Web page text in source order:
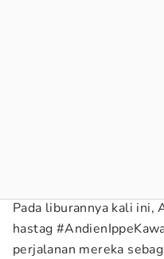
Pada liburannya kali ini,
hastag
perjalanan mereka